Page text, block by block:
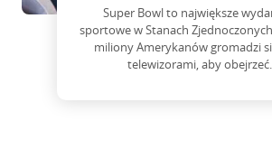
Super Bowl to największe
sportowe w Stanach
miliony Amerykanów gromadzi
telewizorami, aby